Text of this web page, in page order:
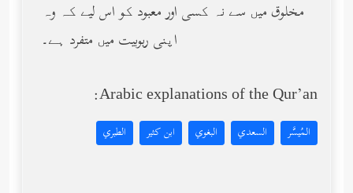
مخلوق میں سے نہ کسی اور معبود کو اس لیے کہ وہ
اپنی ربوبیت میں متفرد ہے۔
Arabic explanations of the Qur’an:
المُيسَّر السعدي البغوي ابن كثير الطبري